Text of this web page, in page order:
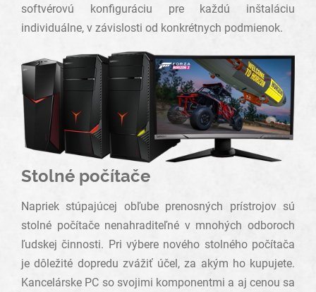
softvérovú konfiguráciu pre každú inštaláciu
individuálne, v závislosti od konkrétnych podmienok.
Stolné počítače
Napriek stúpajúcej obľube prenosných prístrojov sú
stolné počítače nenahraditeľné v mnohých odboroch
ľudskej činnosti. Pri výbere nového stolného počítača
je dôležité dopredu zvážiť účel, za akým ho kupujete.
Kancelárske PC so svojimi komponentmi a aj cenou sa